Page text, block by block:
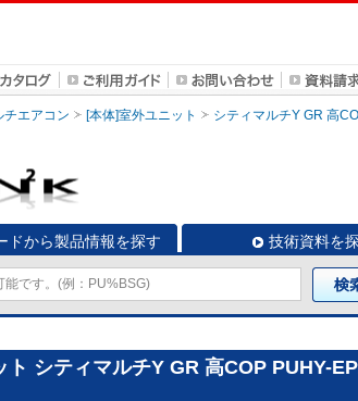
チエアコン [本体]室外ユニット シティマルチY GR 高
ドから製品情報を探す 技術資料を
シティマルチY GR 高COP PUHY-